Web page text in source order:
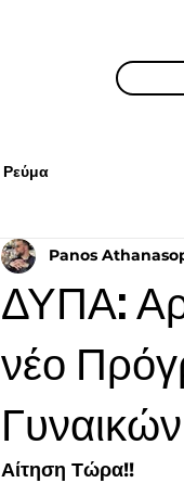
Ρεύμα
ΔΥΠΑ:
νέο
Γυναικών
Panos
Αίτηση Τώρα!!